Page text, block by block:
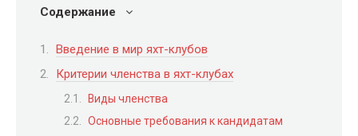
Содержание
Введение в мир яхт-клубов
Критерии членства в яхт-клубах
Виды членства
Основные требования к кандидатам